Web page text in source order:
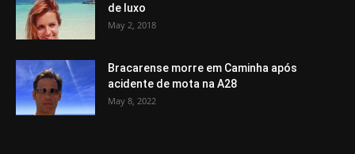
de luxo
May 2, 2018
Bracarense morre em Caminha após
acidente de mota na A28
May 8, 2022